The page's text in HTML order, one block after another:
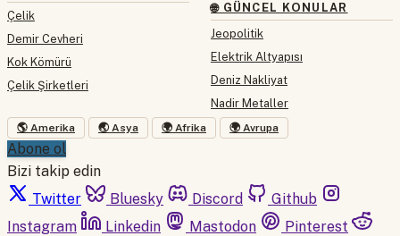
Çelik
Demir Cevheri
Kok Kömürü
Çelik Şirketleri
🌐 GÜNCEL KONULAR
Jeopolitik
Elektrik Altyapısı
Deniz Nakliyat
Nadir Metaller
🌎 Amerika 🌏 Asya 🌍 Afrika 🌍 Avrupa
Abone ol
Bizi takip edin
Twitter
Bluesky Discord
Github
Instagram
Linkedin Mastodon
Pinterest